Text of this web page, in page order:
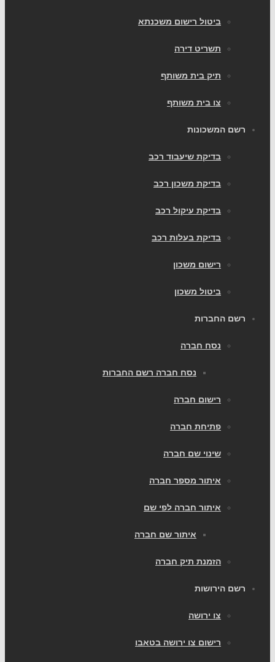
ביטול רישום משכנתא
תשריט דירה
תיק בית משותף
צו בית משותף
רשם המשכונות
בדיקת שיעבוד רכב
בדיקת משכון רכב
בדיקת עיקול רכב
בדיקת בעלות רכב
רישום משכון
ביטול משכון
רשם החברות
נסח חברה
נסח חברה רשם החברות
רישום חברה
פתיחת חברה
שינוי שם חברה
איתור מספר חברה
איתור חברה לפי שם
איתור שם חברה
הזמנת תיק חברה
רשם הירושות
צו ירושה
רישום צו ירושה בטאבו